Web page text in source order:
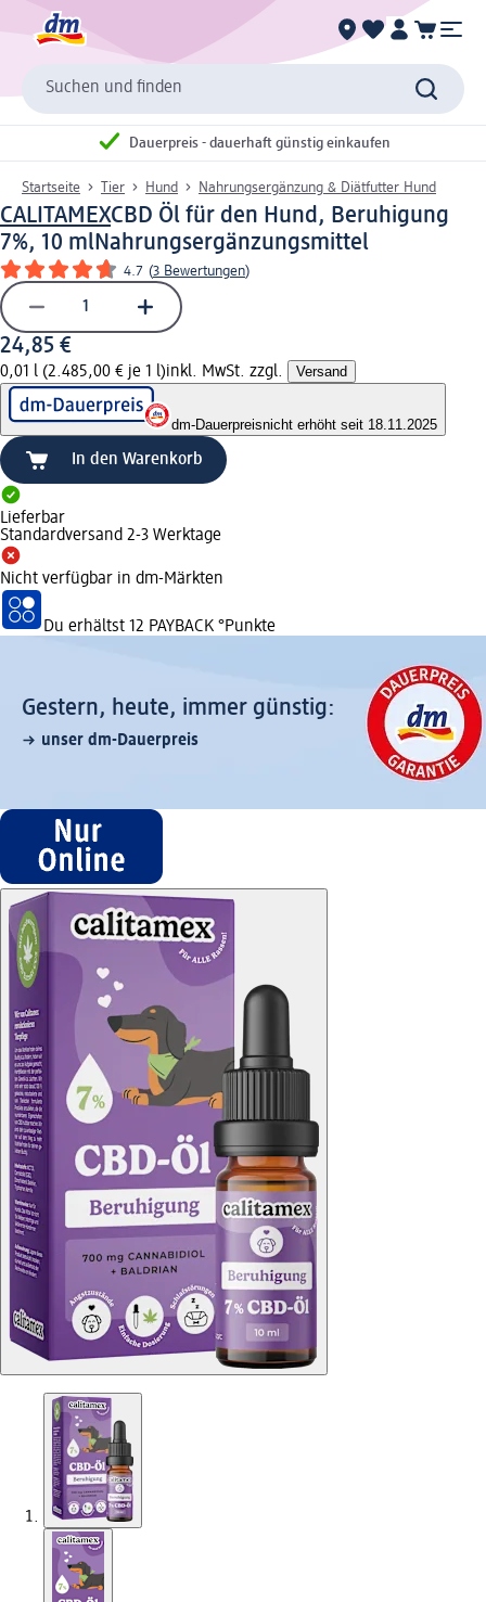
Suchen und finden
Dauerpreis - dauerhaft günstig einkaufen
Startseite Tier Hund Nahrungsergänzung & Diätfutter Hund
CALITAMEXCBD Öl für den Hund, Beruhigung
7%, 10 mlNahrungsergänzungsmittel
4.7 (3 Bewertungen)
24,85 €
0,01 l (2.485,00 € je 1 l)inkl. MwSt. zzgl. Versand
dm-Dauerpreisnicht erhöht seit 18.11.2025
In den Warenkorb
Lieferbar
Standardversand 2-3 Werktage
Nicht verfügbar in dm-Märkten
Du erhältst 12 PAYBACK °Punkte
Gestern, heute, immer günstig:
unser dm-Dauerpreis